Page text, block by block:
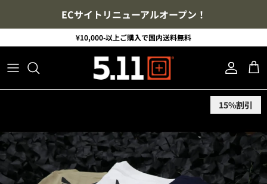
コンテンツへスキップECサイトリニューアルオープン！
¥10,000-以上ご購入で国内送料無料
アカウント
カ
15%割引